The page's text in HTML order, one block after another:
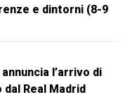
e dintorni (8-9
l’arrivo di
Real Madrid